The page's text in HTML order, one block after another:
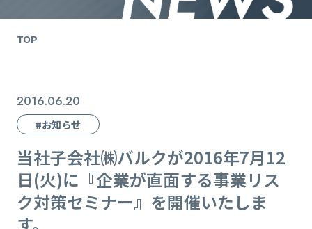
TOP
2016.06.20
#お知らせ
当社子会社㈱バルクが2016年7月12
日(火)に『企業が直面する事業リス
ク対策セミナー』を開催いたしま
す。